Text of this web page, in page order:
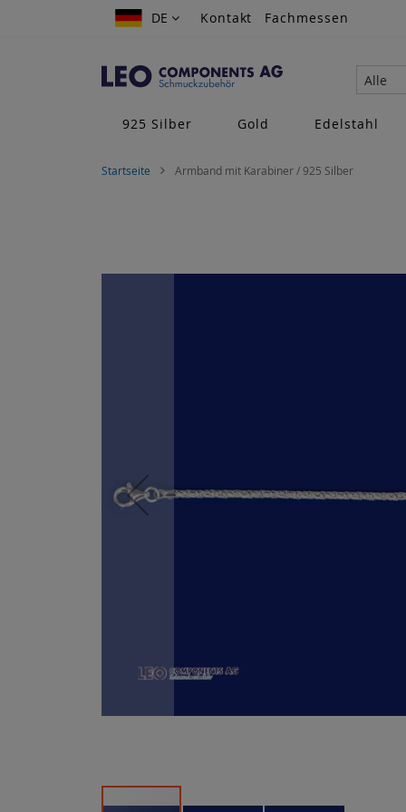
Zum
DE
DE Kontakt Fachmessen
Alle
925 Silber
Gold Edelstahl
Startseite Armband mit Karabiner / 925 Silber